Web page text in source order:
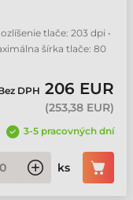
tlače: 203 dpi •
šírka tlače: 80
DPH 206 EUR
(253,38 EUR)
3-5 pracovných dní
ks